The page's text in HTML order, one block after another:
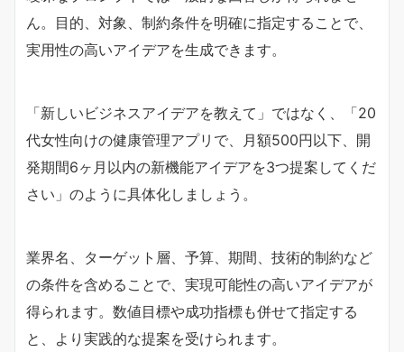
ん。目的、対象、制約条件を明確に指定することで、
実用性の高いアイデアを生成できます。
「新しいビジネスアイデアを教えて」ではなく、「20
代女性向けの健康管理アプリで、月額500円以下、開
発期間6ヶ月以内の新機能アイデアを3つ提案してくだ
さい」のように具体化しましょう。
業界名、ターゲット層、予算、期間、技術的制約など
の条件を含めることで、実現可能性の高いアイデアが
得られます。数値目標や成功指標も併せて指定する
と、より実践的な提案を受けられます。